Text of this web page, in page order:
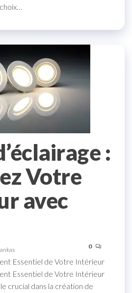
:
Votre
avec
0
Essentiel de Votre Intérieur
Essentiel de Votre Intérieur
crucial dans la création de